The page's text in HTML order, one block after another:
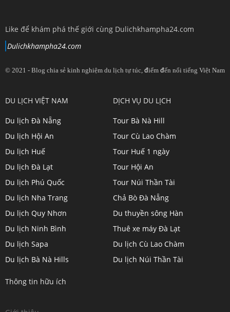
Like để khám phá thế giới cùng Dulichkhampha24.com
Dulichkhampha24.com
© 2021 - Blog chia sẻ kinh nghiệm du lịch tự túc, điểm đến nổi tiếng Việt Nam
profile
on
Twitter
profile
on
LinkedIn
profile
on
YouTube
profile
on
Google+
DU LỊCH VIỆT NAM
Du lịch Đà Nẵng
Du lịch Hội An
Du lịch Huế
Du lịch Đà Lạt
Du lịch Phú Quốc
Du lịch Nha Trang
Du lịch Quy Nhơn
Du lịch Ninh Bình
Du lịch Sapa
Du lịch Bà Nà Hills
DỊCH VỤ DU LỊCH
Tour Bà Nà Hill
Tour Cù Lao Chàm
Tour Huế 1 ngày
Tour Hội An
Tour Núi Thần Tài
Chả Bò Đà Nẵng
Du thuyền sông Hàn
Thuê xe máy Đà Lạt
Du lịch Cù Lao Chàm
Du lịch Núi Thần Tài
Thông tin hữu ích